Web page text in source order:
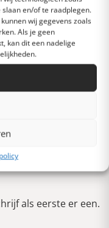
en/of te raadplegen.
wij gegevens zoals
Als je geen
kan dit een nadelige
Schrijf een review
als eerste er een.